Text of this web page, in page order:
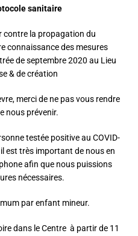
sanitaire
contre la propagation du
connaissance des mesures
de septembre 2020 au Lieu
& de création
merci de ne pas vous rendre
nous prévenir.
testée positive au COVID-
est très important de nous en
afin que nous puissions
nécessaires.
par enfant mineur.
dans le Centre à partir de 11